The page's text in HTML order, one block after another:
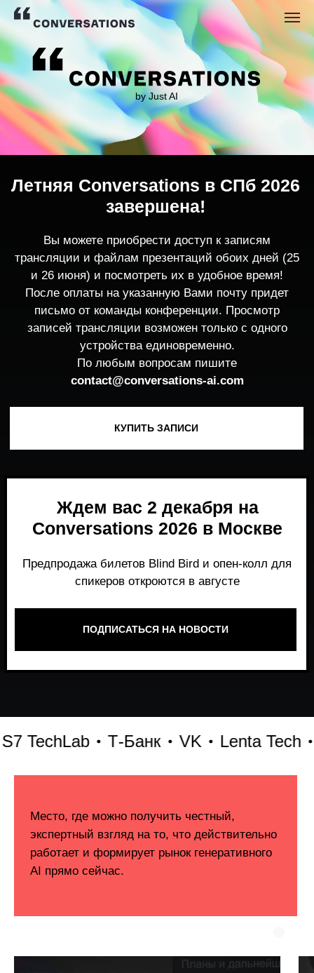
by Just AI
трансляции и файлам презентаций обоих дней (25
После оплаты на указанную Вами почту придет
записей трансляции возможен только с одного
устройства единовременно.
По любым вопросам пишите
contact@conversations-ai.co m
Летняя Conversations в СПб 2026
завершена!
Ждем вас 2 декабря на
Conversations 2026 в Москве
ПОДПИСАТЬСЯ НА НОВОСТИ
Т-Банк VK Lenta Tech
Место, где можно получить честный,
работает и формирует рынок генеративного